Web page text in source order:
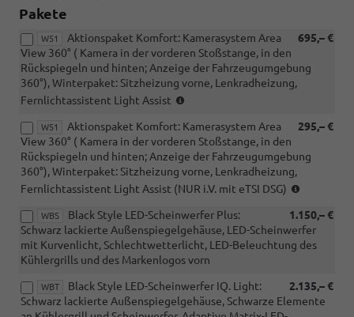
Pakete
W51 695,– €
Aktionspaket Komfort: Kamerasystem Area
View 360° ( Kamera in der vorderen Stoßstange, in den
Rückspiegeln und hinten; Anzeige der Fahrzeugumgebung
360°), Winterpaket: Sitzheizung vorne, Lenkradheizung,
Fernlichtassistent Light Assist
mit
1.5
eTSI
DSG)
W51 295,– €
Aktionspaket Komfort: Kamerasystem Area
View 360° ( Kamera in der vorderen Stoßstange, in den
Rückspiegeln und hinten; Anzeige der Fahrzeugumgebung
360°), Winterpaket: Sitzheizung vorne, Lenkradheizung,
Fernlichtassistent Light Assist (NUR i.V. mit eTSI DSG)
mit
1.5
eTSI
WBS 1.150,– €
Black Style LED-Scheinwerfer Plus:
Schwarz lackierte Außenspiegelgehäuse, LED-Scheinwerfer
mit Kurvenlicht, Schlechtwetterlicht, LED-Beleuchtung des
Kühlergrills und des Markenlogos vorn
WBT 2.135,– €
Black Style LED-Scheinwerfer IQ. Light:
Schwarz lackierte Außenspiegelgehäuse, Schwarze Elemente